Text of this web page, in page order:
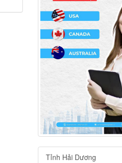
Tỉnh Hải Dương